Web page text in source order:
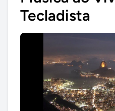
Tecladista